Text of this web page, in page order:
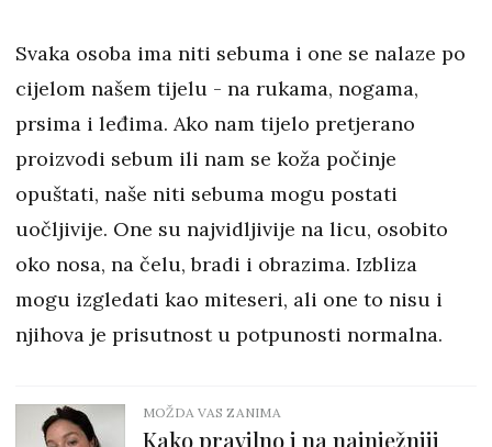
Svaka osoba ima niti sebuma i one se nalaze po
cijelom našem tijelu - na rukama, nogama,
prsima i leđima. Ako nam tijelo pretjerano
proizvodi sebum ili nam se koža počinje
opuštati, naše niti sebuma mogu postati
uočljivije. One su najvidljivije na licu, osobito
oko nosa, na čelu, bradi i obrazima. Izbliza
mogu izgledati kao miteseri, ali one to nisu i
njihova je prisutnost u potpunosti normalna.
MOŽDA VAS ZANIMA
Kako pravilno i na najnježniji